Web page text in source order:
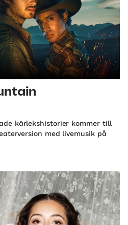
kärlekshistorier kommer till
med livemusik på